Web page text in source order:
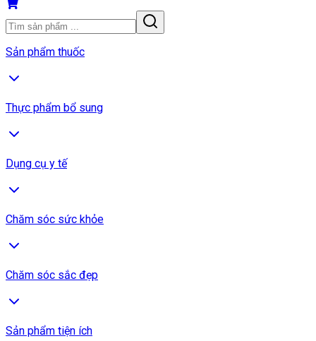
Sản phẩm thuốc
Thực phẩm bổ sung
Dụng cụ y tế
Chăm sóc sức khỏe
Chăm sóc sắc đẹp
Sản phẩm tiện ích